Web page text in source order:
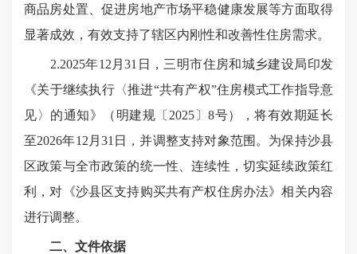
商品房处置、促进房地产市场平稳健康发展等方面取得
显著成效，有效支持了辖区内刚性和改善性住房需求。
2.2025年12月31日，三明市住房和城乡建设局印发
《关于继续执行〈推进“共有产权”住房模式工作指导意
见〉的通知》（明建规〔2025〕8号），将有效期延长
至2026年12月31日，并调整支持对象范围。为保持沙县
区政策与全市政策的统一性、连续性，切实延续政策红
利，对《沙县区支持购买共有产权住房办法》相关内容
进行调整。
二、文件依据